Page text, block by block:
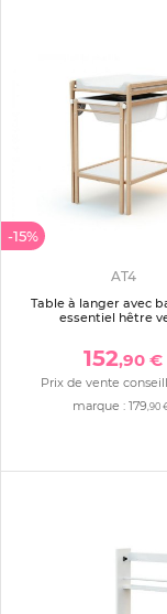
-15%
AT4
Table à langer avec
essentiel hêtre
152,90 €
Prix de vente
marque : 179 ,90